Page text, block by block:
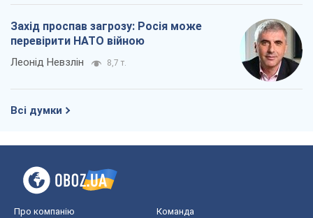
Захід проспав загрозу: Росія може
перевірити НАТО війною
Леонід Невзлін 8,7 т.
Всі думки
Про компанію Команда